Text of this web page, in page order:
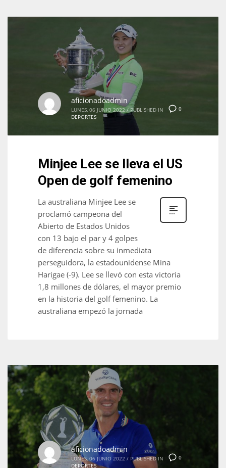
0
aficionadoadmin
LUNES, 06 JUNIO 2022 / PUBLISHED IN
DEPORTES
Minjee Lee se lleva el US
Open de golf femenino
La australiana Minjee Lee se
proclamó campeona del
Abierto de Estados Unidos
con 13 bajo el par y 4 golpes
de diferencia sobre su inmediata
perseguidora, la estadounidense Mina
Harigae (-9). Lee se llevó con esta victoria
1,8 millones de dólares, el mayor premio
en la historia del golf femenino. La
australiana empezó la jornada
0
aficionadoadmin
LUNES, 06 JUNIO 2022 / PUBLISHED IN
DEPORTES